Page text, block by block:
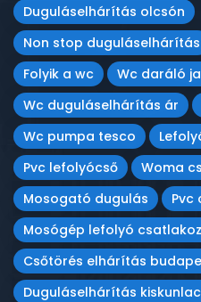
Duguláselhárítás olcsón
Non stop duguláselhárítás
Folyik a wc
Wc daráló
Wc duguláselhárítás ár
Wc pumpa tesco
Pvc lefolyócső
Woma
Mosogató dugulás
Pvc
Mosógép lefolyó
Csőtörés elhárítás
Duguláselhárítás